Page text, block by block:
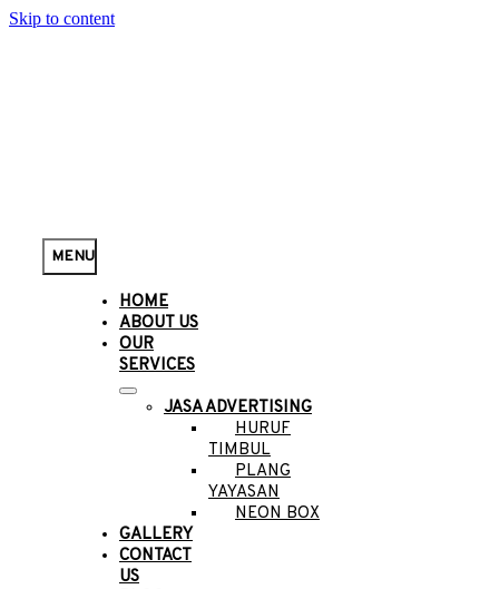
Skip to content
MENU
HOME
ABOUT US
OUR
SERVICES
JASA ADVERTISING
HURUF
TIMBUL
PLANG
YAYASAN
NEON BOX
GALLERY
CONTACT
US